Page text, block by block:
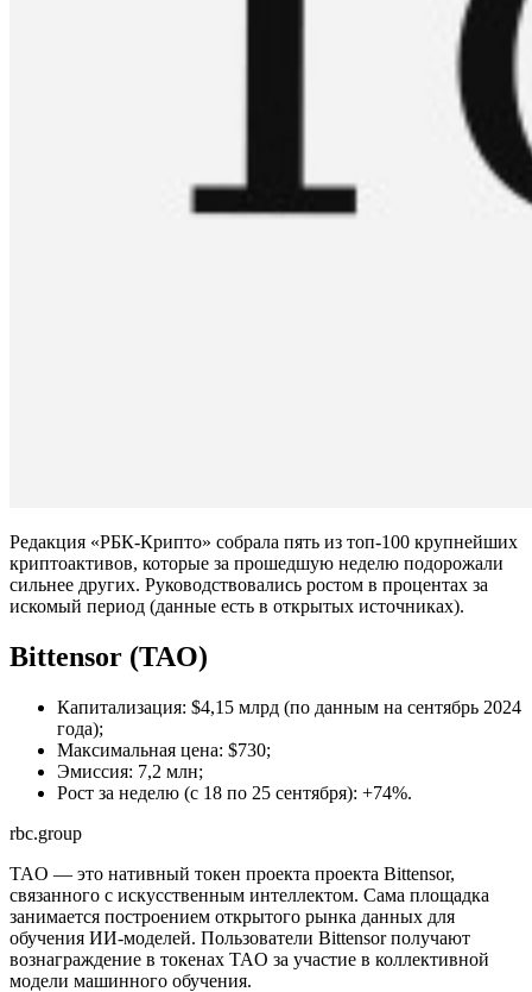
Редакция «РБК-Крипто» собрала пять из топ-100 крупнейших
криптоактивов, которые за прошедшую неделю подорожали
сильнее других. Руководствовались ростом в процентах за
искомый период (данные есть в открытых источниках).
Bittensor (TAO)
Капитализация: $4,15 млрд (по данным на сентябрь 2024
года);
Максимальная цена: $730;
Эмиссия: 7,2 млн;
Рост за неделю (с 18 по 25 сентября): +74%.
rbc.group
TAO — это нативный токен проекта проекта Bittensor,
связанного с искусственным интеллектом. Сама площадка
занимается построением открытого рынка данных для
обучения ИИ-моделей. Пользователи Bittensor получают
вознаграждение в токенах TAO за участие в коллективной
модели машинного обучения.